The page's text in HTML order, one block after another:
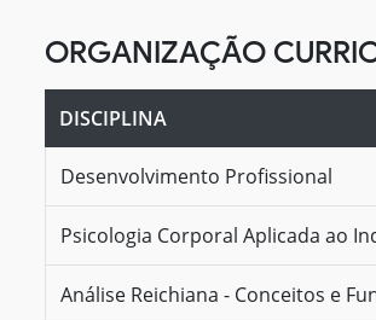
ORGANIZAÇÃO
DISCIPLINA
Desenvolvimento Profissional
Psicologia Corporal Aplicada ao
Análise Reichiana - Conceitos e